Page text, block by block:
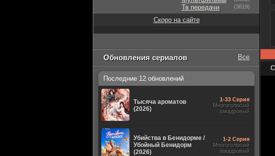
Тв передачи (3619)
Скоро на сайте
Обновления сериалов Все
Последние 12 обновлений
Тысяча ароматов
(2026)
1-33 Серия
Многоголосый
закадровый
Убийства в Бенидорме /
Убойный Бенидорм
(2026)
1-2 Серия
Многоголосый
закадровый